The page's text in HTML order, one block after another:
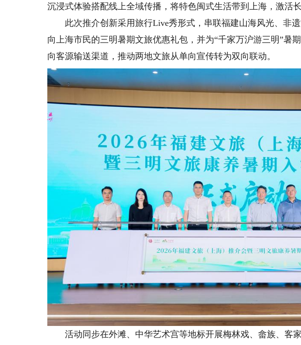
沉浸式体验搭配线上全域传播，将特色闽式生活带到上海，激活
此次推介创新采用旅行Live秀形式，串联福建山海风光、非遗
向上海市民的三明暑期文旅优惠礼包，并为“千家万沪游三明”暑
向客源输送渠道，推动两地文旅从单向宣传转为双向联动。
活动同步在外滩、中华艺术宫等地标开展梅林戏、畲族、客